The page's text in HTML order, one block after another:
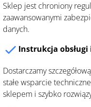
Sklep jest chroniony
zaawansowanymi
danych.
Instrukcja
Dostarczamy
stałe wsparcie
sklepem i szybko